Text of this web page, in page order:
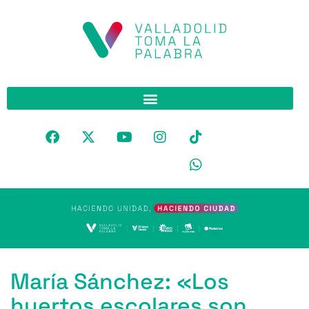
María Sánchez: «Los